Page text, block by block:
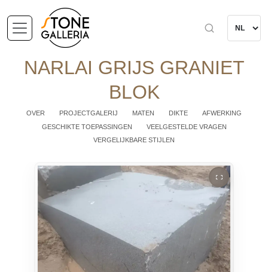
NARLAI GRIJS GRANIET
BLOK
OVER PROJECTGALERIJ MATEN DIKTE
AFWERKING
GESCHIKTE TOEPASSINGEN
VEELGESTELDE VRAGEN
VERGELIJKBARE STIJLEN